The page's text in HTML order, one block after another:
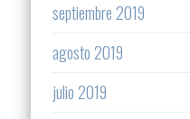
septiembre 2019
agosto 2019
julio 2019